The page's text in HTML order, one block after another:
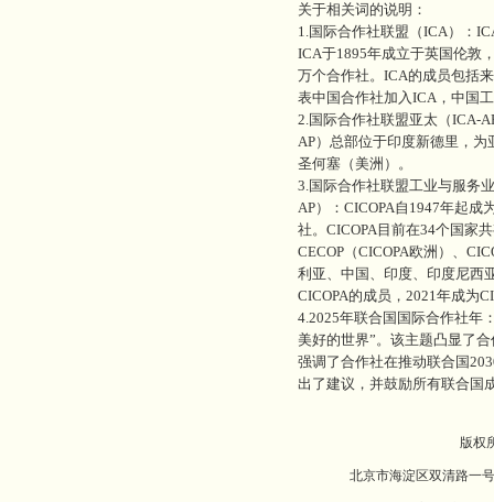
关于相关词的说明：
1.国际合作社联盟（ICA）：
ICA于1895年成立于英国伦敦
万个合作社。ICA的成员包括
表中国合作社加入ICA，中国
2.国际合作社联盟亚太（ICA-
AP）总部位于印度新德里，
圣何塞（美洲）。
3.国际合作社联盟工业与服务
AP）：CICOPA自1947年起
社。CICOPA目前在34个国家
CECOP（CICOPA欧洲）、
利亚、中国、印度、印度尼西
CICOPA的成员，2021年成为
4.2025年联合国国际合作社年
美好的世界”。该主题凸显了
强调了合作社在推动联合国
出了建议，并鼓励所有联合国
版权
北京市海淀区双清路一